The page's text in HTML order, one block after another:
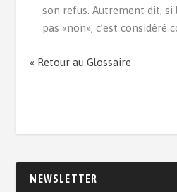
son refus. Autrement dit,
pas «non», c’est considéré
« Retour au Glossaire
NEWSLETTER